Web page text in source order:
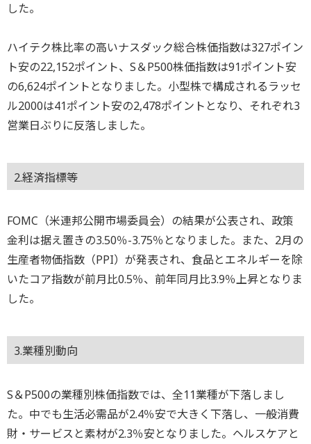
した。
ハイテク株比率の高いナスダック総合株価指数は327ポイン
ト安の22,152ポイント、S＆P500株価指数は91ポイント安
の6,624ポイントとなりました。小型株で構成されるラッセ
ル2000は41ポイント安の2,478ポイントとなり、それぞれ3
営業日ぶりに反落しました。
2.経済指標等
FOMC（米連邦公開市場委員会）の結果が公表され、政策
金利は据え置きの3.50％-3.75％となりました。また、2月の
生産者物価指数（PPI）が発表され、食品とエネルギーを除
いたコア指数が前月比0.5％、前年同月比3.9％上昇となりま
した。
3.業種別動向
S＆P500の業種別株価指数では、全11業種が下落しまし
た。中でも生活必需品が2.4％安で大きく下落し、一般消費
財・サービスと素材が2.3％安となりました。ヘルスケアと